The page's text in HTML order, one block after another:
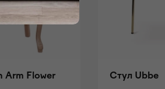
Arm Flower Стул Ubbe